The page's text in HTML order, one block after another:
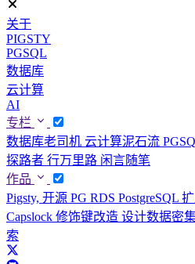
关于
PIGSTY
PGSQL
数据库
云计算
AI
专栏
数据库老司机 云计算泥石流
探路者 行万里路 闲言随笔
作品
Pigsty, 开源 PG RDS PostgreSQL
Capslock 修饰键改造 设计数据密
索